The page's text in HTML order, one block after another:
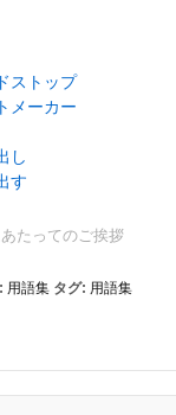
ストップ
メーカー
し
す
たってのご挨拶
用語集 タグ: 用語集